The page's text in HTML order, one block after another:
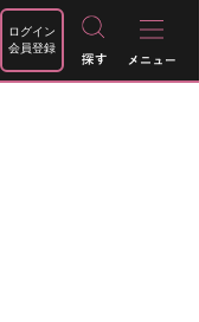
ログイン
会員登録